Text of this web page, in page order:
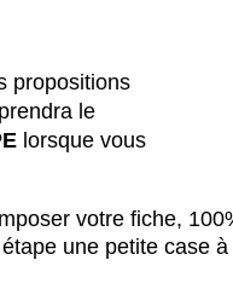
propositions
le
lorsque vous
votre fiche,
une petite case